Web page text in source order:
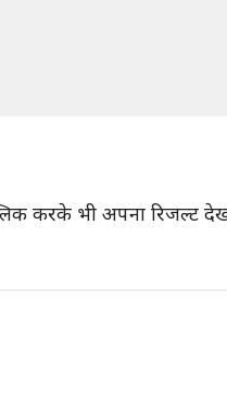
करके भी अपना